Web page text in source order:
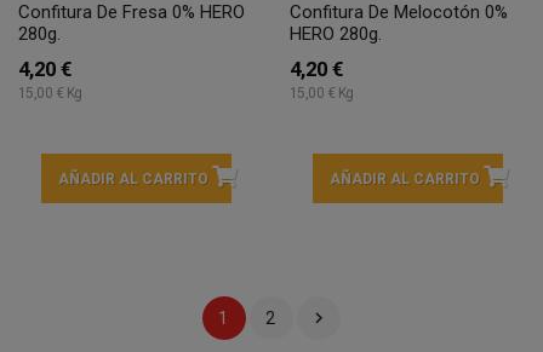
Confitura De Fresa 0% HERO
280g.
4,20 €
15,00 € Kg
AÑADIR AL CARRITO
Confitura De Melocotón 0%
HERO 280g.
4,20 €
15,00 € Kg
AÑADIR AL CARRITO
1 2 